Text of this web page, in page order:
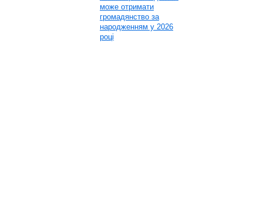
може отримати
громадянство за
народженням у 2026
році